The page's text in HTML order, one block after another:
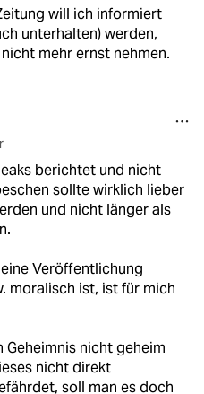
will ich informiert
unterhalten) werden,
mehr ernst nehmen.
berichtet und nicht
sollte wirklich lieber
und nicht länger als
Veröffentlichung
moralisch ist, ist für mich
Geheimnis nicht geheim
nicht direkt
soll man es doch